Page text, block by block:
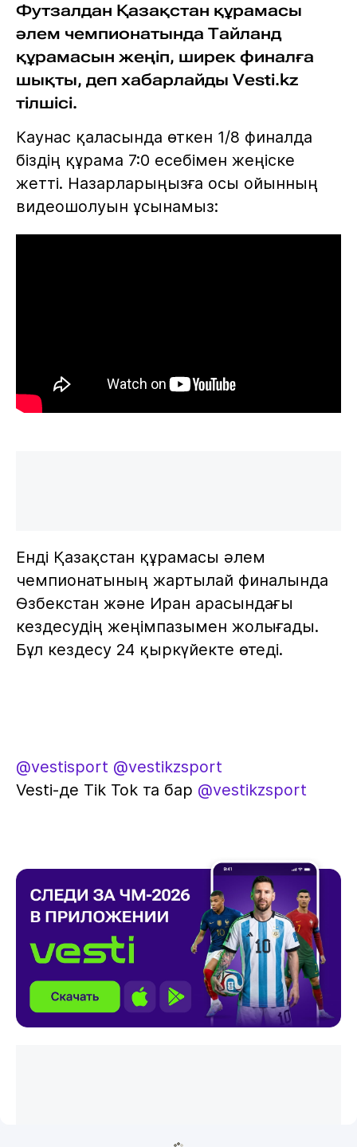
Футзалдан Қазақстан құрамасы
әлем чемпионатында Тайланд
құрамасын жеңіп, ширек финалға
шықты, деп хабарлайды Vesti.kz
тілшісі.
Каунас қаласында өткен 1/8 финалда
біздің құрама 7:0 есебімен жеңіске
жетті. Назарларыңызға осы ойынның
видеошолуын ұсынамыз:
Енді Қазақстан құрамасы әлем
чемпионатының жартылай финалында
Өзбекстан және Иран арасындағы
кездесудің жеңімпазымен жолығады.
Бұл кездесу 24 қыркүйекте өтеді.
@vestisport @vestikzsport
Vesti-де Tik Tok та бар @vestikzsport